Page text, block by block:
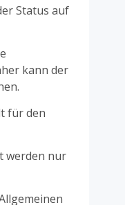
Status auf
kann der
für den
werden nur